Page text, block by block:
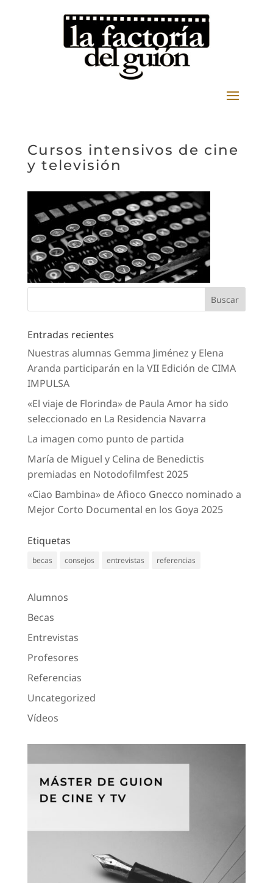
Cursos intensivos de cine
y televisión
Entradas recientes
Nuestras alumnas Gemma Jiménez y Elena
Aranda participarán en la VII Edición de CIMA
IMPULSA
«El viaje de Florinda» de Paula Amor ha sido
seleccionado en La Residencia Navarra
La imagen como punto de partida
María de Miguel y Celina de Benedictis
premiadas en Notodofilmfest 2025
«Ciao Bambina» de Afioco Gnecco nominado a
Mejor Corto Documental en los Goya 2025
Etiquetas
becas consejos entrevistas referencias
Alumnos
Becas
Entrevistas
Profesores
Referencias
Uncategorized
Vídeos